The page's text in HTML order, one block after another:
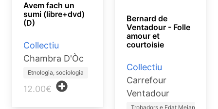
Avem fach un
sumi (libre+dvd)
(D)
Collectiu
Chambra D'Òc
Etnologia, sociologia
12.00€
Bernard de
Ventadour - Folle
amour et
courtoisie
Collectiu
Carrefour
Ventadour
Trobadors e Edat Mejana